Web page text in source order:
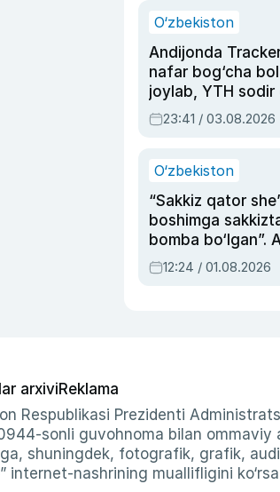
O‘zbekiston
Andijonda
nafar bog‘cha
joylab, YTH sodir
ayolga sud hukmi
23:41 / 03.08.2026
O‘zbekiston
“Sakkiz qator
boshimga
bomba bo‘lgan”.
Oripovni siyosiy
ayblovlardan asrab
12:24 / 01.08.2026
arxiviReklama
Respublikasi Prezidenti
sonli guvohnoma bilan ommaviy
shuningdek, fotografik, grafik,
internet-nashrining muallifligini